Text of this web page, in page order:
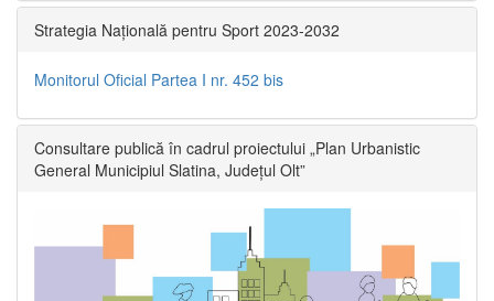
Strategia Națională pentru Sport 2023-2032
Monitorul Oficial Partea I nr. 452 bis
Consultare publică în cadrul proiectului „Plan Urbanistic
General Municipiul Slatina, Județul Olt”